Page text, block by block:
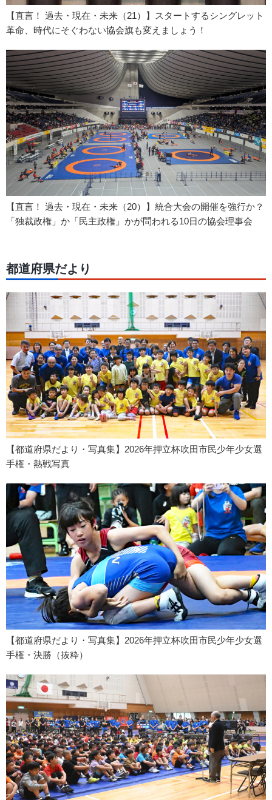
【直言！ 過去・現在・未来（21）】スタートするシングレット
革命、時代にそぐわない協会旗も変えましょう！
【直言！ 過去・現在・未来（20）】統合大会の開催を強行か？
「独裁政権」か「民主政権」かが問われる10日の協会理事会
都道府県だより
【都道府県だより・写真集】2026年押立杯吹田市民少年少女選
手権・熱戦写真
【都道府県だより・写真集】2026年押立杯吹田市民少年少女選
手権・決勝（抜粋）